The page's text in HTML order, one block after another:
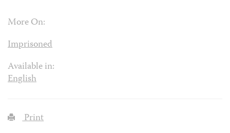
More On:
Imprisoned
Available in:
English
Print